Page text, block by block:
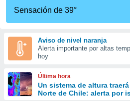
a este
las
y
forma
digital
basada
Sensación de 39°
Aviso de nivel naranja
Alerta importante por altas
hoy
Última hora
Un sistema de altura
Norte de Chile: alerta por